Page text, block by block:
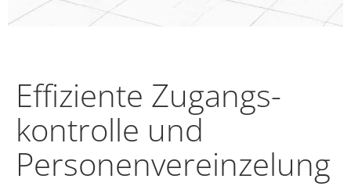
Effiziente Zugangs­
kontrolle und
Personen­vereinzelung